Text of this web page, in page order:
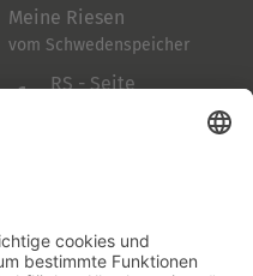
Meine Riesen
vom Schwedenspeicher
RS - Seite